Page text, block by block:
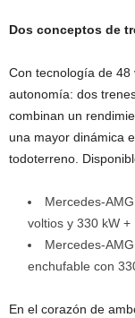
Dos conceptos de
Con tecnología de
autonomía: dos
combinan un
una mayor dinámica
todoterreno.
voltios y 330 kW
enchufable con
En el corazón de